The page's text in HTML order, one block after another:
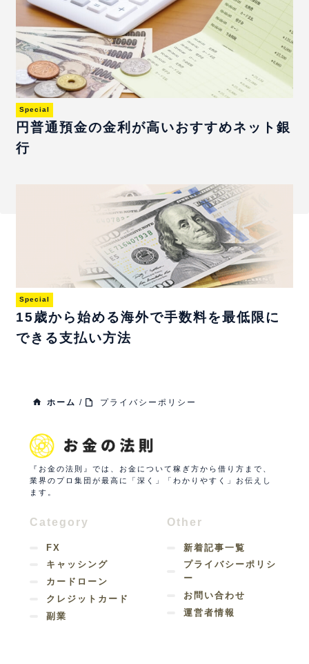
Special
円普通預金の金利が高いおすすめネット銀
行
Special
15歳から始める海外で手数料を最低限に
できる支払い方法
ホーム / プライバシーポリシー
『お金の法則』では、お金について稼ぎ方から借り方まで、
業界のプロ集団が最高に「深く」「わかりやすく」お伝えし
ます。
Category
FX
キャッシング
カードローン
クレジットカード
副業
Other
新着記事一覧
プライバシーポリシ
ー
お問い合わせ
運営者情報